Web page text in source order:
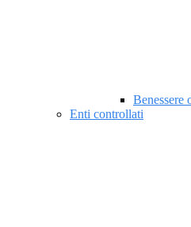
Benessere
Enti controllati